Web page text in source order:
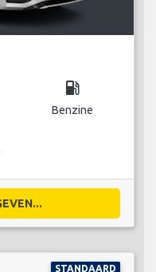
local_gas_station
Benzine
STANDAARD